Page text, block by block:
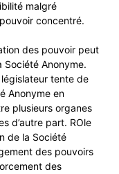
malgré
concentré.
des pouvoir peut
Anonyme.
tente de
Anonyme en
plusieurs organes
d’autre part. ROle
de la Société
des pouvoirs
des